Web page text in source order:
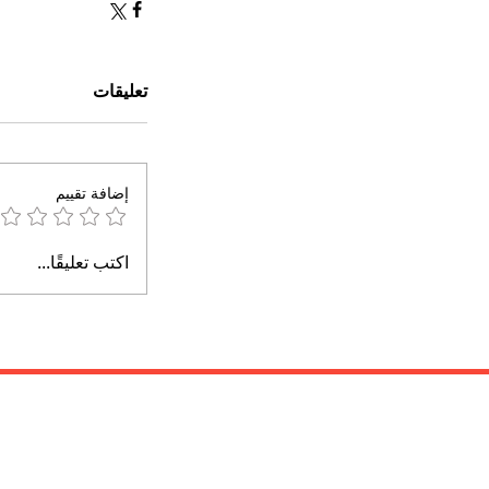
تعليقات
إضافة تقييم
اكتب تعليقًا...